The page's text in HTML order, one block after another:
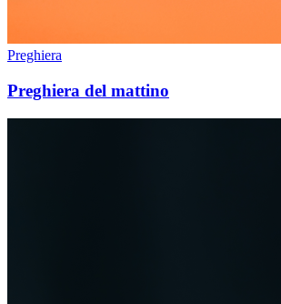
Preghiera
Preghiera del mattino